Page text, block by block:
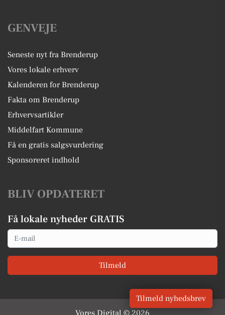
GENVEJE
Seneste nyt fra Brenderup
Vores lokale erhverv
Kalenderen for Brenderup
Fakta om Brenderup
Erhvervsartikler
Middelfart Kommune
Få en gratis salgsvurdering
Sponsoreret indhold
BLIV OPDATERET
Få lokale nyheder GRATIS
Email
Tilmeld
Vores Digital © 2026
Tilmeld nyhedsbrev